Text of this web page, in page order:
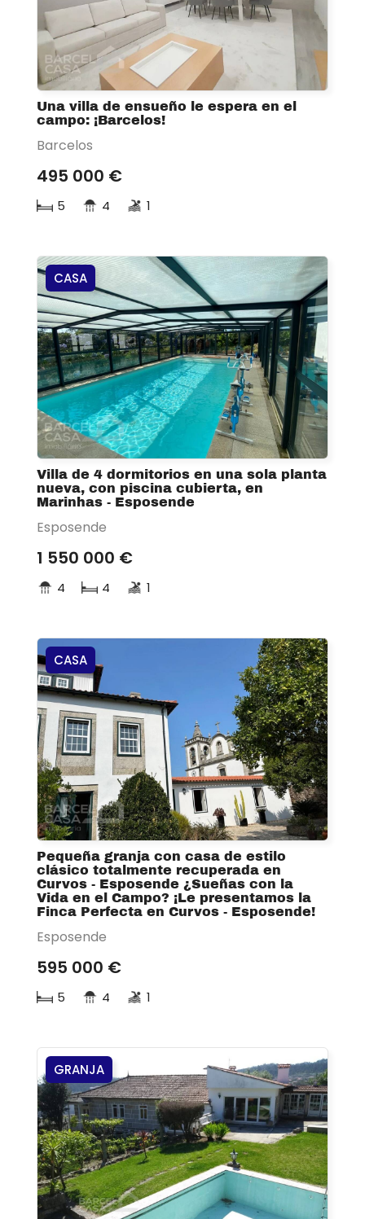
Una villa de ensueño le espera en el
campo: ¡Barcelos!
Barcelos
495 000 €
5 4 1
CASA
Villa de 4 dormitorios en una sola planta
nueva, con piscina cubierta, en
Marinhas - Esposende
Esposende
1 550 000 €
4 4 1
CASA
Pequeña granja con casa de estilo
clásico totalmente recuperada en
Curvos - Esposende ¿Sueñas con la
Vida en el Campo? ¡Le presentamos la
Finca Perfecta en Curvos - Esposende!
Esposende
595 000 €
5 4 1
GRANJA